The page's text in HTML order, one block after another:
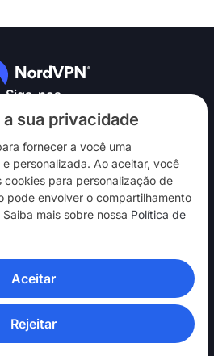
sua privacidade
fornecer a você uma
personalizada. Ao aceitar, você
para personalização de
pode envolver o compartilhamento
mais sobre nossa Política de
Aceitar
Rejeitar
Siga-nos